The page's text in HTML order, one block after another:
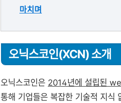
마치며
오닉스코인(XCN) 소개
오닉스코인은 2014년에 설립된
통해 기업들은 복잡한 기술적 지식